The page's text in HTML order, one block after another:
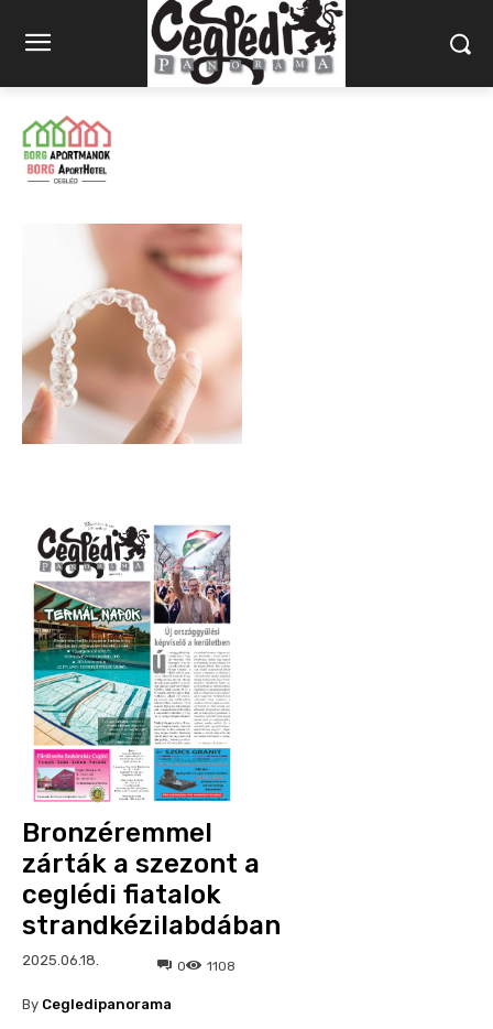
Bronzéremmel
zárták a szezont a
ceglédi fiatalok
strandkézilabdában
2025.06.18. 1108
0
By Cegledipanorama